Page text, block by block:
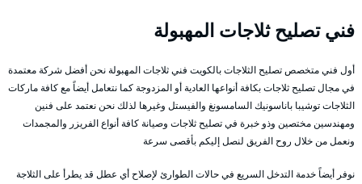
فني تصليح ثلاجات المهبولة
أول فني متخصص تصليح الثلاجات بالكويت فني ثلاجات المهبولة نحن أفضل شركة معتمدة
في مجال تصليح ثلاجات بكافة أنواعها العادية أو المزدوجة كما نتعامل أيضاً مع كافة ماركات
الثلاجات توشيبا باناسونيك السامسونغ والفيستل وغيرها لذلك نحن نعتمد على فنين
ومهندسين مختصين وذو خبرة في تصليح ثلاجات وصيانة كافة أنواع الفريزر والمجمدات
ونعمل من خلال روح الفريق لنصل إليكم بأقصى سرعة
نوفر أيضاً خدمة التدخل السريع في حالات الطوارئ لإصلاح أي عطل قد يطرأ على الثلاجة